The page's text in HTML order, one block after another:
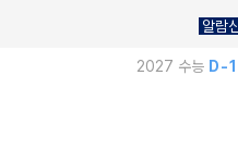
알람
2027 수능 D-